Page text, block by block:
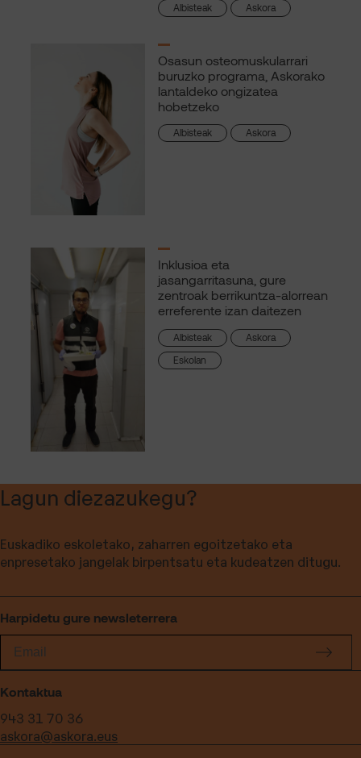
Albisteak Askora
Osasun osteomuskularrari
buruzko programa, Askorako
lantaldeko ongizatea
hobetzeko
Albisteak Askora
Inklusioa eta
jasangarritasuna, gure
zentroak berrikuntza-alorrean
erreferente izan daitezen
Albisteak
Askora
Eskolan
Lagun diezazukegu?
Euskadiko eskoletako, zaharren egoitzetako eta
enpresetako jangelak birpentsatu eta kudeatzen ditugu.
Harpidetu gure newsleterrera
Kontaktua
943 31 70 36
askora@askora.eus